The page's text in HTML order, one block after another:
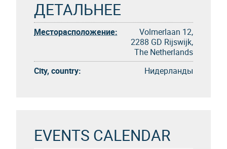
ДЕТАЛЬНЕЕ
Месторасположение:
Volmerlaan 12,
2288 GD Rijswijk,
The Netherlands
City, country:
Нидерланды
EVENTS CALENDAR